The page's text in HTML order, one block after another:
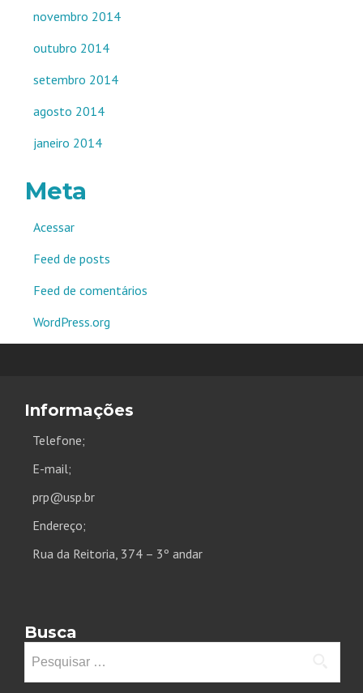
novembro 2014
outubro 2014
setembro 2014
agosto 2014
janeiro 2014
Meta
Acessar
Feed de posts
Feed de comentários
WordPress.org
Informações
Telefone;
E-mail;
prp@usp.br
Endereço;
Rua da Reitoria, 374 – 3º andar
Busca
por: